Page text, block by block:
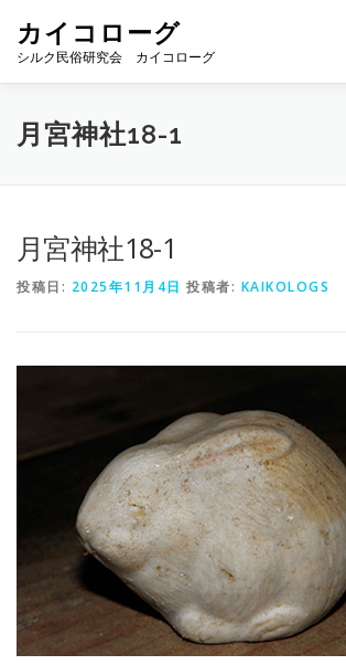
カイコローグ
シルク民俗研究会 カイコローグ
カイコローグの歩み
月宮神社18-1
月宮神社18-1
投稿日: 2025年11月4日 投稿者: KAIKOLOGS